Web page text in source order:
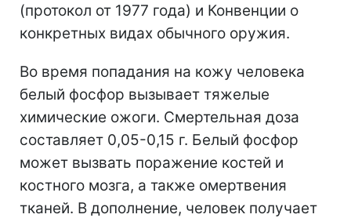
(протокол от 1977 года) и Конвенции о
конкретных видах обычного оружия.
Во время попадания на кожу человека
белый фосфор вызывает тяжелые
химические ожоги. Смертельная доза
составляет 0,05-0,15 г. Белый фосфор
может вызвать поражение костей и
костного мозга, а также омертвения
тканей. В дополнение, человек получает